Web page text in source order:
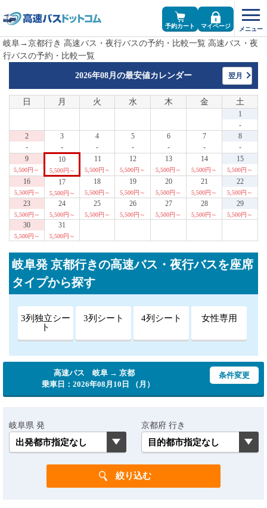
予約カート マイページ
岐阜→京都行き 高速バス・夜行バスの予約・比較一覧 高速バス・夜
行バスの予約・比較一覧
2026年08月の最安値カレンダー 翌月
日 月 火 水 木 金 土
1
-
2
-
3
-
4
-
5
-
6
-
7
-
8
-
9
5,500円～
10
5,500円～
11
5,500円～
12
5,500円～
13
5,500円～
14
5,500円～
15
5,500円～
16
5,500円～
17
5,500円～
18
5,500円～
19
5,500円～
20
5,500円～
21
5,500円～
22
5,500円～
23
5,500円～
24
5,500円～
25
5,500円～
26
5,500円～
27
5,500円～
28
5,500円～
29
5,500円～
30
5,500円～
31
5,500円～
岐阜発 京都行きの高速バス・夜行バスを座席
タイプから探す
3列独立シー
ト
3列シート 4列シート 女性専用
高速バス 岐阜 → 京都
乗車日：2026年08月10日 （月）
条件変更
岐阜県 発 京都府 行き